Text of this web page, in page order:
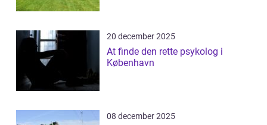
20 december 2025
At finde den rette psykolog i
København
08 december 2025